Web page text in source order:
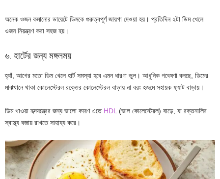
অনেক ওজন কমানোর ডায়েটে ডিমকে গুরুত্বপূর্ণ জায়গা দেওয়া হয়। প্রতিদিন ২টা ডিম খেলে
ওজন নিয়ন্ত্রণ করা সহজ হয়।
৬. হার্টের জন্য মঙ্গলময়
হ্যাঁ, আগের মতো ডিম খেলে হার্ট সমস্যা হবে এমন ধারণা ভুল। আধুনিক গবেষণা বলছে, ডিমের
মাঝখানে থাকা কোলেস্টেরল রক্তের কোলেস্টেরল বাড়ায় না বরং হজমে সহায়ক ফ্যাট বাড়ায়।
ডিম খাওয়া হৃদযন্ত্রের জন্য ভালো কারণ এতে HDL (ভাল কোলেস্টেরল) বাড়ে, যা রক্তনালির
স্বাস্থ্য বজায় রাখতে সাহায্য করে।